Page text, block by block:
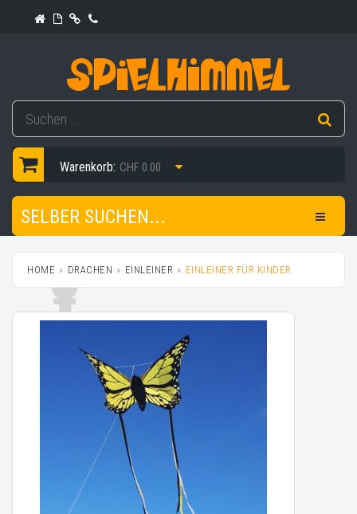
Warenkorb: CHF 0.00
SELBER SUCHEN...
HOME DRACHEN EINLEINER EINLEINER FÜR KINDER